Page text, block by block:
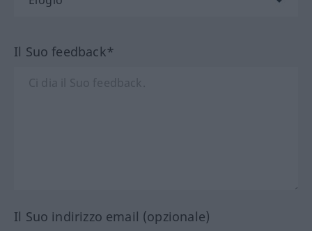
Il Suo feedback*
Il Suo indirizzo email (opzionale)